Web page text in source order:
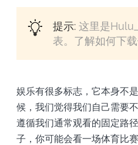
提示:这里是Hulu
表。了解如何下
娱乐有很多标志，它本身不
候，我们觉得我们自己需要
遵循我们通常观看的固定路
子，你可能会看一场体育比